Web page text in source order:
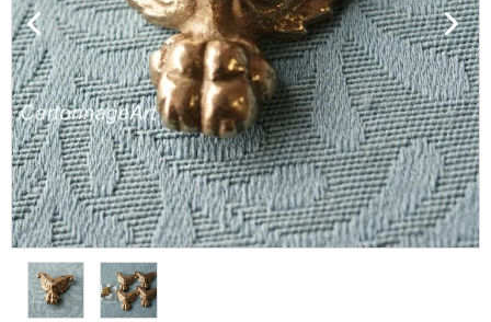
カルトナージュLeather用
金具・パーツ類
フルキット
Jolipapier
デコレーション材料
道具類